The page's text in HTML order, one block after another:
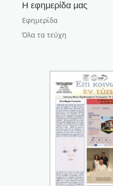
Η εφημερίδα μας
Εφημερίδα
Όλα τα τεύχη